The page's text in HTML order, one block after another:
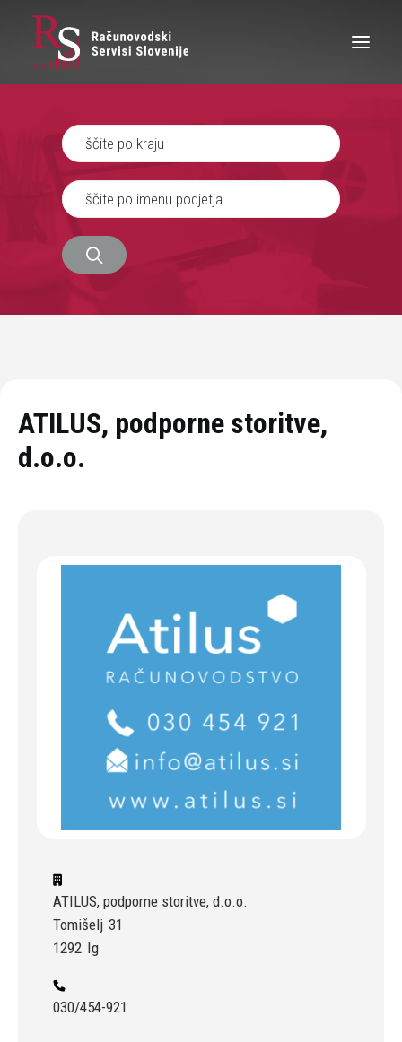
IŠČEM RAČUNOVODJO
SEM RAČUNOVODJA
ZAPOSLITEV
ATILUS, podporne storitve,
d.o.o.
ATILUS, podporne storitve, d.o.o.
Tomišelj 31
1292 Ig
030/454-921